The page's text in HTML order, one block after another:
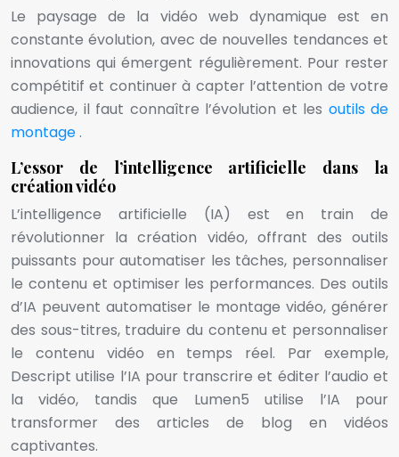
Le paysage de la vidéo web dynamique est en
constante évolution, avec de nouvelles tendances et
innovations qui émergent régulièrement. Pour rester
compétitif et continuer à capter l’attention de votre
audience, il faut connaître l’évolution et les outils de
montage .
L’essor de l’intelligence artificielle dans la
création vidéo
L’intelligence artificielle (IA) est en train de
révolutionner la création vidéo, offrant des outils
puissants pour automatiser les tâches, personnaliser
le contenu et optimiser les performances. Des outils
d’IA peuvent automatiser le montage vidéo, générer
des sous-titres, traduire du contenu et personnaliser
le contenu vidéo en temps réel. Par exemple,
Descript utilise l’IA pour transcrire et éditer l’audio et
la vidéo, tandis que Lumen5 utilise l’IA pour
transformer des articles de blog en vidéos
captivantes.